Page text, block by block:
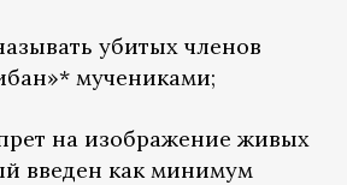
убитых членов
мучениками;
на изображение живых
введен как минимум